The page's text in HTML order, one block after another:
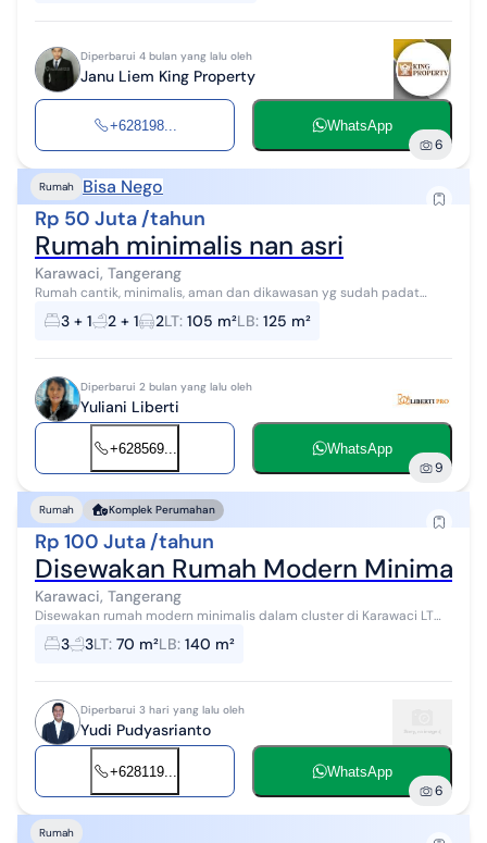
Diperbarui 4 bulan yang lalu oleh
Janu Liem King Property
+628198... WhatsApp
6
Rumah Bisa Nego
Rp 50 Juta /tahun
Rumah minimalis nan asri
Karawaci, Tangerang
Rumah cantik, minimalis, aman dan dikawasan yg sudah padat
3 + 1 2 + 1 2LT: 105 m²LB: 125 m²
Diperbarui 2 bulan yang lalu oleh
Yuliani Liberti
+628569... WhatsApp
9
Rumah Komplek Perumahan
Rp 100 Juta /tahun
Disewakan Rumah Modern
Karawaci, Tangerang
Disewakan rumah modern minimalis dalam cluster di Karawaci LT
70m / LB 140m 2 lantai KT 3 / KM 3 Carport 2 Listrik 2200 Air PAM
Full furnish...
3 3LT: 70 m²LB: 140 m²
Diperbarui 3 hari yang lalu oleh
Yudi Pudyasrianto
+628119... WhatsApp
6
Rumah